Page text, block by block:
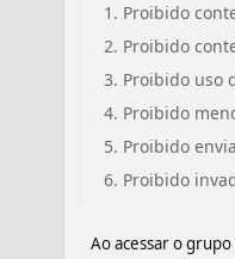
Proibido
Proibido
Proibido uso
Proibido
Proibido
Proibido
Ao acessar o